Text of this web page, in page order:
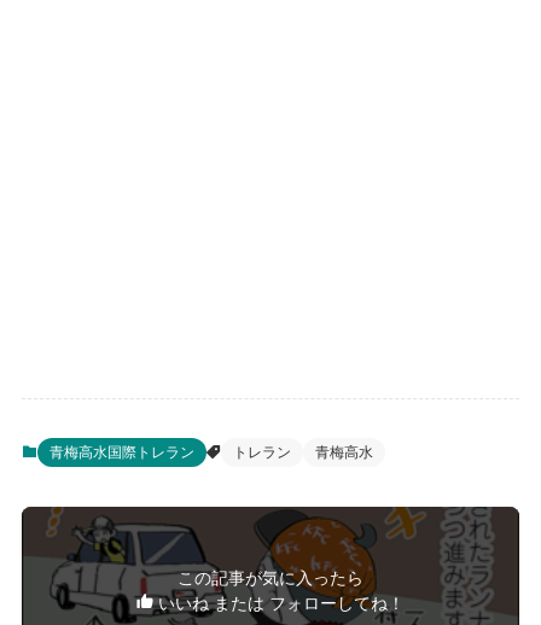
青梅高水国際トレラン トレラン 青梅高水
この記事が気に入ったら
いいね または フォローしてね！